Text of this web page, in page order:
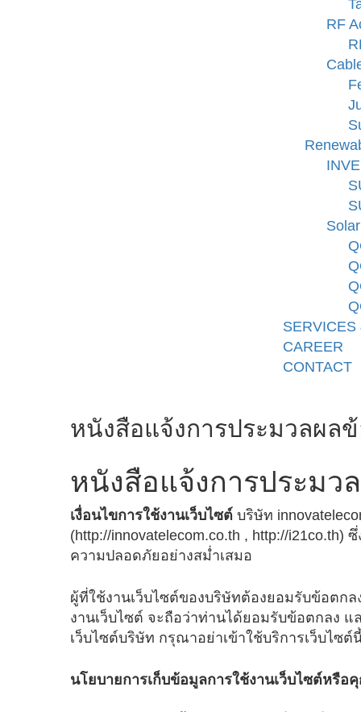
RF
SERVICES
CAREER
CONTACT
หนังสือแจ้งการประมวลผล
หนังสือแจ้งการประม
เงื่อนไขการใช้งานเว็บไซต์ บริษัท
(http://innovatelecom.co.th , http://
ความปลอดภัยอย่างสม่ำเสมอ
ผู้ที่ใช้งานเว็บไซต์ของบริษัทต้องยอมรับข้อตก
งานเว็บไซต์ จะถือว่าท่านได้ยอมรับข้อตกลง
เว็บไซต์บริษัท กรุณาอย่าเข้าใช้บริการเว็บไซ
นโยบายการเก็บข้อมูลการใช้งานเว็บไซต์หรือ